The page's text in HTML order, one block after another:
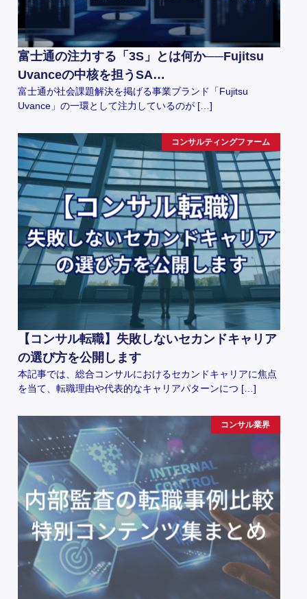
富士通の注力する「3S」とは何か──Fujitsu
Uvanceの中核を担うSA…
富士通が社会課題解決を掲げる事業ブランド「Fujitsu
Uvance」の一環として注力しているのが […]
コンサルティングファーム
【コンサル転職】失敗しないセカンドキャリア
の選び方を公開します
本記事では、総合コンサルにおけるセカンドキャリアに焦点
を当て、転職理由や代表的なキャリアパターンにつ […]
コンサル業界